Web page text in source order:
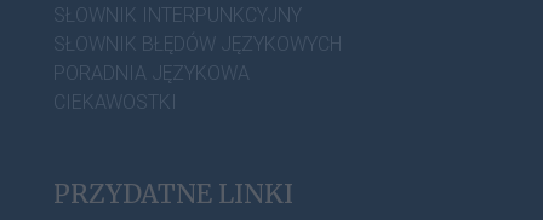
SŁOWNIK INTERPUNKCYJNY
SŁOWNIK BŁĘDÓW JĘZYKOWYCH
PORADNIA JĘZYKOWA
CIEKAWOSTKI
PRZYDATNE LINKI